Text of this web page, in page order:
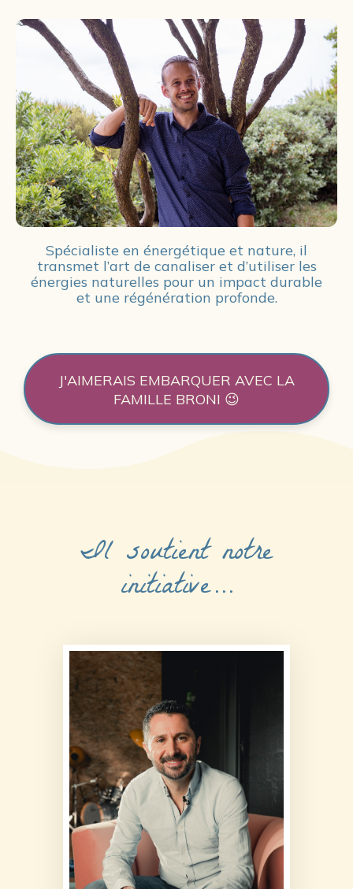
Spécialiste en énergétique et nature, il
transmet l’art de canaliser et d’utiliser les
énergies naturelles pour un impact durable
et une régénération profonde.
J'AIMERAIS EMBARQUER AVEC LA
FAMILLE BRONI 😉
Il soutient notre
initiative…